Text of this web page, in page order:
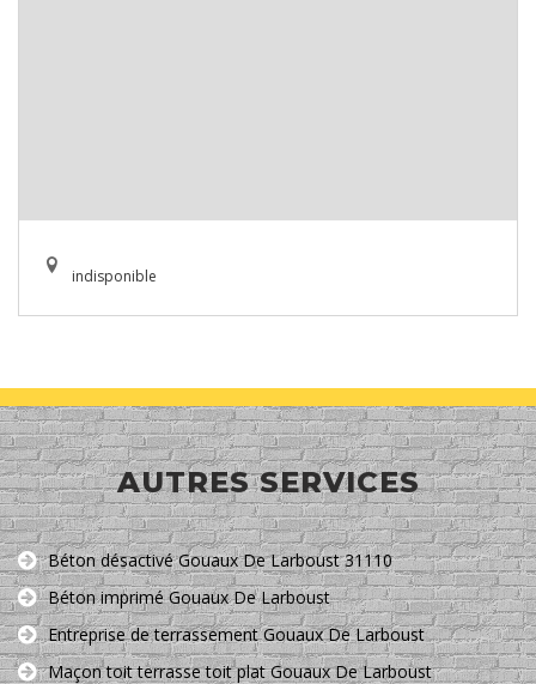
indisponible
AUTRES SERVICES
Béton désactivé Gouaux De Larboust 31110
Béton imprimé Gouaux De Larboust
Entreprise de terrassement Gouaux De Larboust
Maçon toit terrasse toit plat Gouaux De Larboust